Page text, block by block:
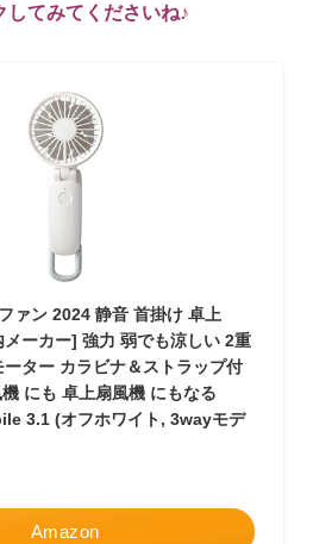
してみてくださいね♪
ァン 2024 静音 首掛け 卓上
ーカー] 強力 弱でも涼しい 2重
ター カラビナ＆ストラップ付
にも 卓上扇風機 にもなる
3.1 (オフホワイト, 3wayモデ
Amazon